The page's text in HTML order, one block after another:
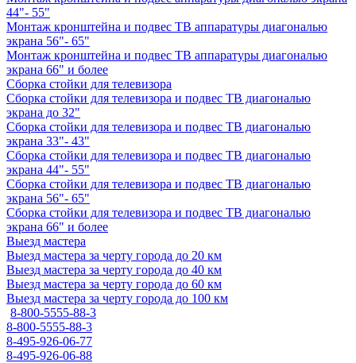
44"- 55"
Монтаж кронштейна и подвес ТВ аппаратуры диагональю
экрана 56"- 65"
Монтаж кронштейна и подвес ТВ аппаратуры диагональю
экрана 66" и более
Сборка стойки для телевизора
Сборка стойки для телевизора и подвес ТВ диагональю
экрана до 32"
Сборка стойки для телевизора и подвес ТВ диагональю
экрана 33"- 43"
Сборка стойки для телевизора и подвес ТВ диагональю
экрана 44"- 55"
Сборка стойки для телевизора и подвес ТВ диагональю
экрана 56"- 65"
Сборка стойки для телевизора и подвес ТВ диагональю
экрана 66" и более
Выезд мастера
Выезд мастера за черту города до 20 км
Выезд мастера за черту города до 40 км
Выезд мастера за черту города до 60 км
Выезд мастера за черту города до 100 км
8-800-5555-88-3
8-800-5555-88-3
8-495-926-06-77
8-495-926-06-88